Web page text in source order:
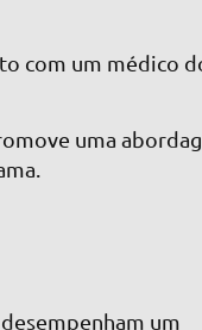
com um médico
uma
um